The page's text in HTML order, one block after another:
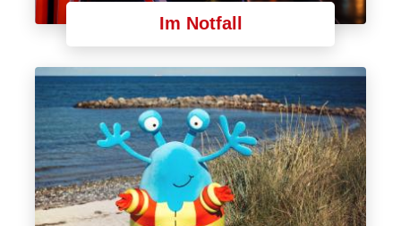
Im Notfall